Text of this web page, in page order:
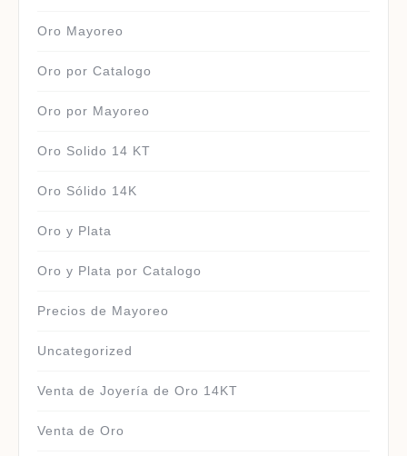
Oro Mayoreo
Oro por Catalogo
Oro por Mayoreo
Oro Solido 14 KT
Oro Sólido 14K
Oro y Plata
Oro y Plata por Catalogo
Precios de Mayoreo
Uncategorized
Venta de Joyería de Oro 14KT
Venta de Oro